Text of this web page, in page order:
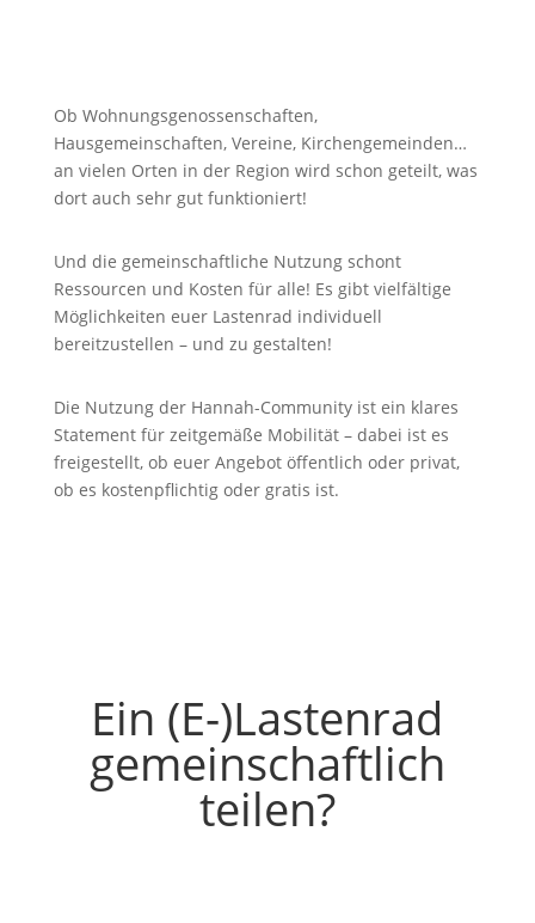
Ob Wohnungsgenossenschaften,
Hausgemeinschaften, Vereine, Kirchengemeinden…
an vielen Orten in der Region wird schon geteilt, was
dort auch sehr gut funktioniert!
Und die gemeinschaftliche Nutzung schont
Ressourcen und Kosten für alle! Es gibt vielfältige
Möglichkeiten euer Lastenrad individuell
bereitzustellen – und zu gestalten!
Die Nutzung der Hannah-Community ist ein klares
Statement für zeitgemäße Mobilität – dabei ist es
freigestellt, ob euer Angebot öffentlich oder privat,
ob es kostenpflichtig oder gratis ist.
Ein (E-)Lastenrad
gemeinschaftlich
teilen?